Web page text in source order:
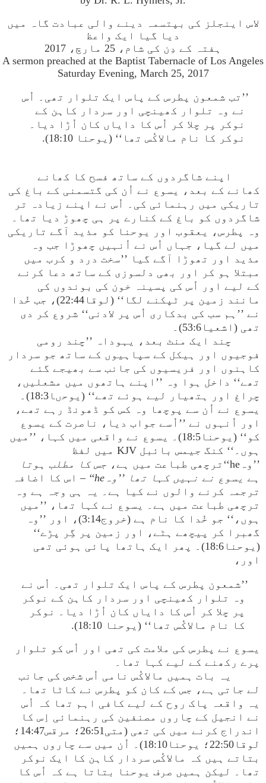
لاس اینجلز کی بپتسمہ دینے والی عبادت گاہ میں
دیا گیا ایک واعظ
ہفتہ کے دِن کی شام، 25 مارچ، 2017
A sermon preached at the Baptist Tabernacle of Los Angeles
Saturday Evening, March 25, 2017
’’تب شمعون پطرس کے پاس ایک تلوار تھی۔ اُس
نے وہ تلوار کھینچی اور سردار کاہن کے
نوکر پر چلا کر اُس کا دایاں کان اُڑا دیا۔
نوکر کا نام مالاکُس تھا‘‘ (یوحنا 18:10).
اپنے شاگردوں کے ساتھ فسح کا کھانے
کھانے کے بعد، یسوع نے اُن کی گتسمنی کے باغ کی
تاریکی میں رہنمائی کی۔ اُس نے اپنے زیادہ تر
شاگردوں کو باغ کے کنارے پر ہی چھوڑ دیا تھا۔
وہ پطرس، یعقوب اور یوحنا کو مذید آگے تاریکی
میں لے گیا، جہاں اُس نے اُنہیں چھوڑا جب وہ
مذید اور تھوڑا آگے گیا ’’سخت درد و کرب میں
مبتلا ہو کر اور بھی دلسوزی کے ساتھ دعا کرنے
کے لیے اور اُس کی پسینہ خون کی بوندوں کی
مانند زمین پر ٹپکنے لگا‘‘ (لوقا22:44)، جب خُدا
نے ’’ہم سب کی بدکاری اُس پر لادنی‘‘ شروع کر دی
تھی (اشعیا53:6)۔
چند ایک منٹ بعد، یہوداہ ’’چند رومی
فوجیوں اور ہیکل کے سپاہیوں کے ساتھ جو سردار
کاہنوں اور فریسیوں کی جانب سے بھیجے گئے
تھے‘‘ داخل ہوا وہ ’’اپنے ہاتھوں میں مشعلیں،
چراغ اور ہتھیار لیے ہوئے تھے‘‘ (یوحںا18:3)۔
یسوع نے اُن سے پوچھا وہ کس کو ڈھونڈ رہے تھے،
اور اُنہوں نے ’’اُسے جواب دیا، ناصرت کے یسوع
کو‘‘ (یوحنا18:5)۔ یسوع نے واقعی میں کہا، ’’میں
ہوں۔‘‘ کنگ جیمس بائبل KJV میں لفظ
’’وہhe‘‘ترچھی طباعت میں ہے،
جس کا مطلب ہوتا
ہے یسوع نے نہیں کہا تھا ’’وہhe‘‘
– اس کا اضافہ
ترجمہ کرنے والوں نے کیا ہے۔ یہ ہی وجہ ہے وہ
ترچھی طباعت میں ہے۔ یسوع نے کہا تھا، ’’میں
ہوں،‘‘ جو خُدا کا نام ہے (خروج3:14)، اور ’’وہ
گھبرا کر پیچھے ہٹے، اور زمین پر گِر پڑے‘‘
(یوحنا18:6)۔ پھر ایک ہاتھا پائی ہوئی تھی
اور،
’’شمعون پطرس کے پاس ایک تلوار تھی۔ اُس نے
وہ تلوار کھینچی اور سردار کاہن کے نوکر
پر چلا کر اُس کا دایاں کان اُڑا دیا۔ نوکر
کا نام مالاکُس تھا‘‘ (یوحنا 18:10).
یسوع نے پطرس کی ملامت کی تھی اور اُس کو تلوار
پرے رکھنے کے لیے کہا تھا۔
یہ بات ہمیں مالاکُس نامی اُس شخص کی جانب
لے جاتی ہے، جس کے کان کو پطرس نے کاٹا تھا۔
یہ واقعہ پاک روح کے لیے کافی اہم تھا کہ اُس
نے انجیل کے چاروں مصنفین کی رہنمائی اِس کا
اندراج کرنے میں کی تھی (متی26:51؛ مرقس14:47؛
لوقا22:50؛ یوحنا18:10)۔ اُن میں سے چاروں ہمیں
بتاتے ہیں کہ مالاکُس سردار کاہن کا ایک نوکر
تھا۔ لیکن ہمیں صرف یوحنا بتاتا ہے کہ اُس کا